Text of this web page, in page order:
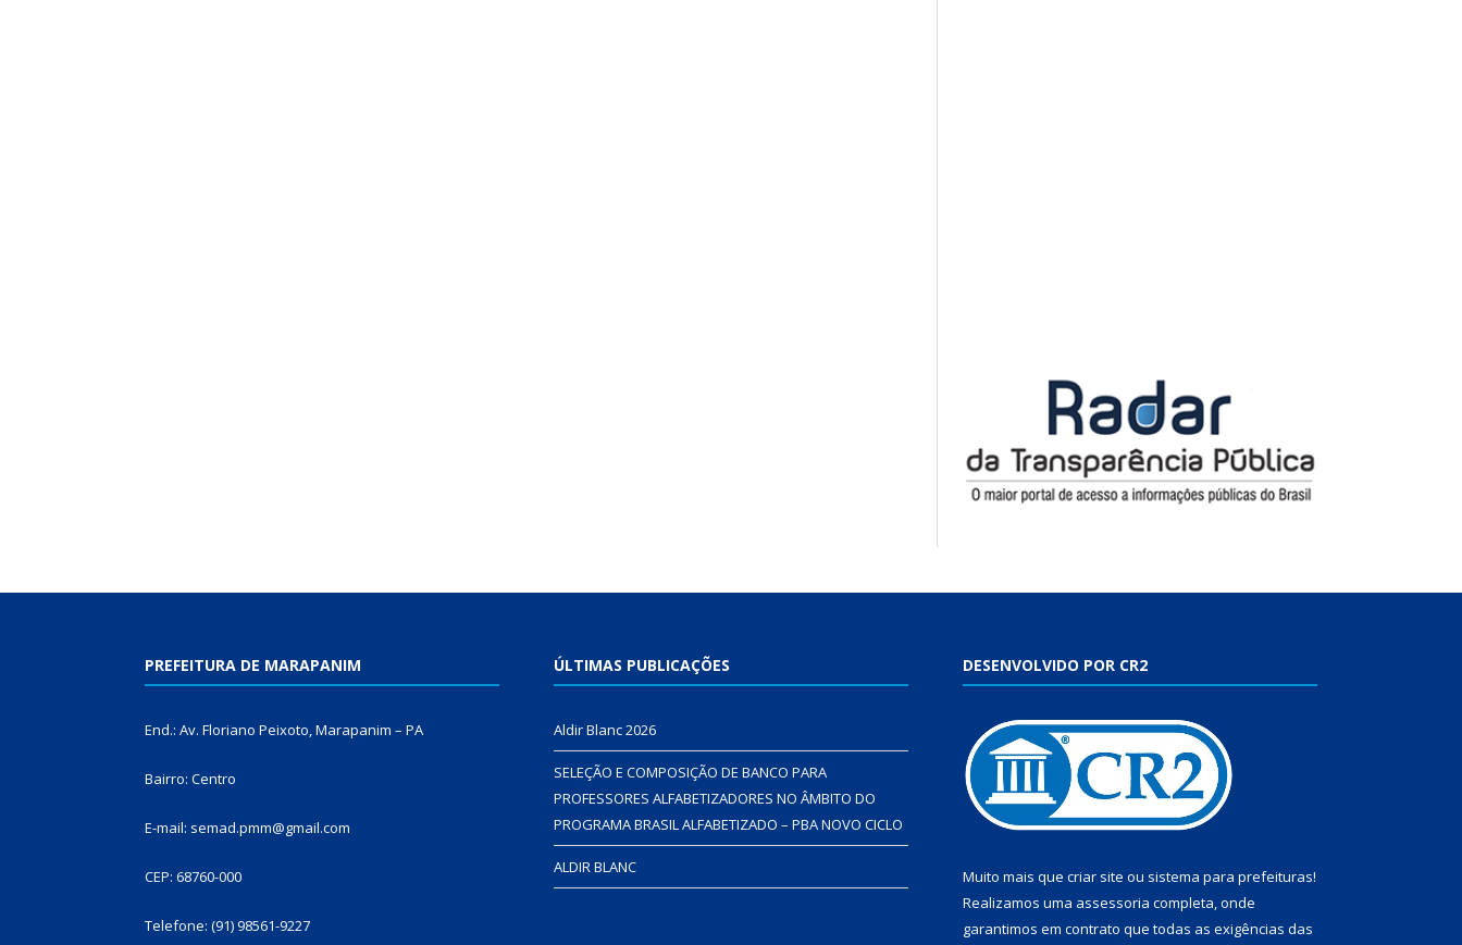
PREFEITURA DE MARAPANIM
End.: Av. Floriano Peixoto, Marapanim – PA
Bairro: Centro
E-mail: semad.pmm@gmail.com
CEP: 68760-000
Telefone: (91) 98561-9227
ÚLTIMAS PUBLICAÇÕES
Aldir Blanc 2026
SELEÇÃO E COMPOSIÇÃO DE BANCO PARA
PROFESSORES ALFABETIZADORES NO ÂMBITO DO
PROGRAMA BRASIL ALFABETIZADO – PBA NOVO CICLO
ALDIR BLANC
DESENVOLVIDO POR CR2
Muito mais que criar site ou sistema para prefeituras!
Realizamos uma assessoria completa, onde
garantimos em contrato que todas as exigências das